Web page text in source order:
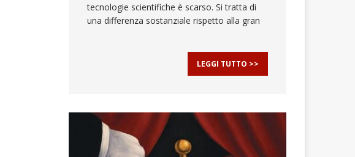
tecnologie scientifiche è scarso. Si tratta di
una differenza sostanziale rispetto alla gran
LEGGI TUTTO >>